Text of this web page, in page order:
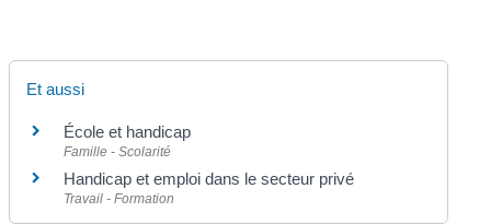
Et aussi
École et handicap
Famille - Scolarité
Handicap et emploi dans le secteur privé
Travail - Formation